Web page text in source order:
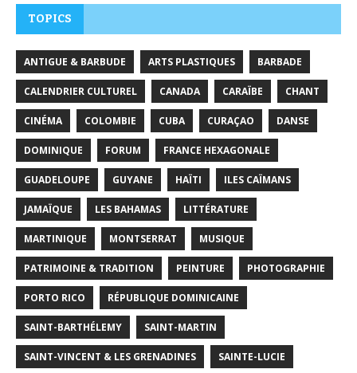
TOPICS
ANTIGUE & BARBUDE ARTS PLASTIQUES BARBADE
CALENDRIER CULTUREL CANADA CARAÏBE CHANT
CINÉMA COLOMBIE CUBA CURAÇAO DANSE
DOMINIQUE FORUM FRANCE HEXAGONALE
GUADELOUPE GUYANE HAÏTI ILES CAÏMANS
JAMAÏQUE LES BAHAMAS LITTÉRATURE
MARTINIQUE MONTSERRAT MUSIQUE
PATRIMOINE & TRADITION PEINTURE PHOTOGRAPHIE
PORTO RICO RÉPUBLIQUE DOMINICAINE
SAINT-BARTHÉLEMY SAINT-MARTIN
SAINT-VINCENT & LES GRENADINES SAINTE-LUCIE